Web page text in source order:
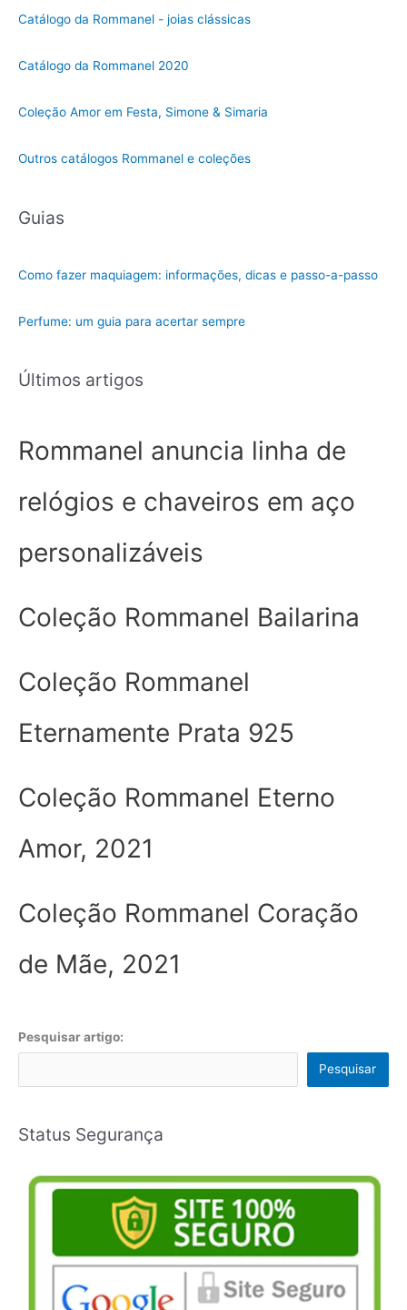
c
t
o
i
Catálogo da Rommanel - joias clássicas
Catálogo da Rommanel 2020
Coleção Amor em Festa, Simone & Simaria
Outros catálogos Rommanel e coleções
Guias
Como fazer maquiagem: informações, dicas e passo-a-passo
Perfume: um guia para acertar sempre
Últimos artigos
Rommanel anuncia linha de
relógios e chaveiros em aço
personalizáveis
Coleção Rommanel Bailarina
Coleção Rommanel
Eternamente Prata 925
Coleção Rommanel Eterno
Amor, 2021
Coleção Rommanel Coração
de Mãe, 2021
Pesquisar artigo:
Pesquisar
Status Segurança